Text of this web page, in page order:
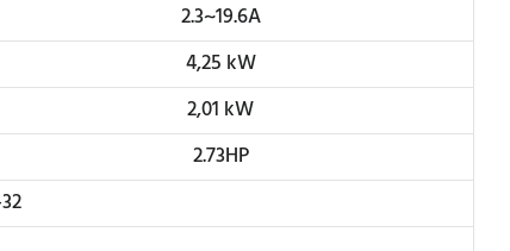
2.3~19.6A
4,25 kW
2,01 kW
2.73HP